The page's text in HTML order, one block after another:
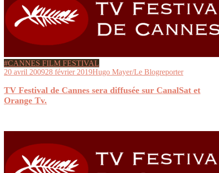
#CANNES FILM FESTIVAL
20 avril 200928 février 2019Hugo Mayer/Le Blogreporter
TV Festival de Cannes sera diffusée sur CanalSat et
Orange Tv.